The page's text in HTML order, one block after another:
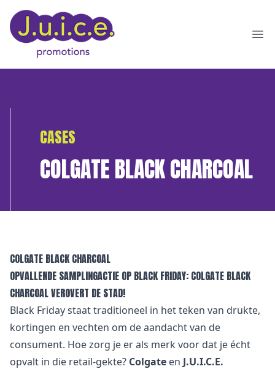
CASES
COLGATE BLACK CHARCOAL
COLGATE BLACK CHARCOAL
OPVALLENDE SAMPLINGACTIE OP BLACK FRIDAY: COLGATE BLACK
CHARCOAL VEROVERT DE STAD!
Black Friday staat traditioneel in het teken van drukte,
kortingen en vechten om de aandacht van de
consument. Hoe zorg je er als merk voor dat je écht
opvalt in die retail-gekte? Colgate en J.U.I.C.E.